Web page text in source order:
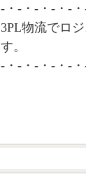
-・-・-・-・-
3PL物流でロ
す。
-・-・-・-・-